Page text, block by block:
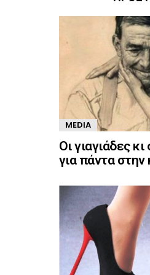
MEDIA
Οι γιαγιάδες
για πάντα στην